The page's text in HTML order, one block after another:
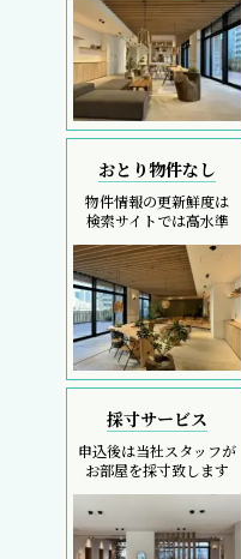
おとり物件なし
物件情報の更新鮮度は
検索サイトでは高水準
採寸サービス
申込後は当社スタッフが
お部屋を採寸致します